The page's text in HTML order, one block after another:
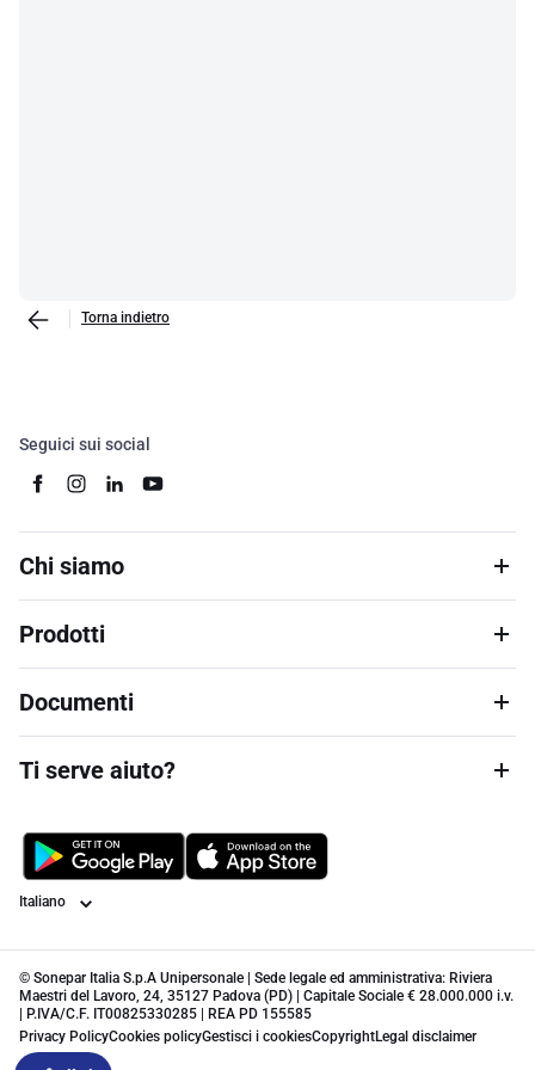
Torna indietro
Seguici sui social
Chi siamo
Prodotti
Documenti
Ti serve aiuto?
Lingua
© Sonepar Italia S.p.A Unipersonale | Sede legale ed amministrativa: Riviera
Maestri del Lavoro, 24, 35127 Padova (PD) | Capitale Sociale € 28.000.000 i.v.
| P.IVA/C.F. IT00825330285 | REA PD 155585
Privacy PolicyCookies policyGestisci i cookiesCopyrightLegal disclaimer